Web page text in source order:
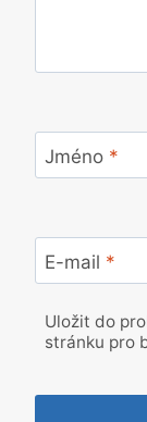
Jméno *
E-mail *
Uložit do
stránku pro